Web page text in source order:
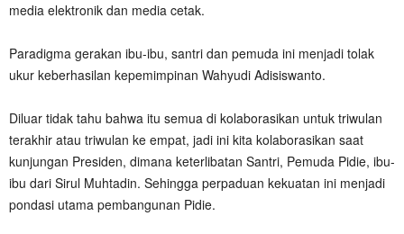
media elektronik dan media cetak.
Paradigma gerakan ibu-ibu, santri dan pemuda ini menjadi tolak
ukur keberhasilan kepemimpinan Wahyudi Adisiswanto.
Diluar tidak tahu bahwa itu semua di kolaborasikan untuk triwulan
terakhir atau triwulan ke empat, jadi ini kita kolaborasikan saat
kunjungan Presiden, dimana keterlibatan Santri, Pemuda Pidie, ibu-
ibu dari Sirul Muhtadin. Sehingga perpaduan kekuatan ini menjadi
pondasi utama pembangunan Pidie.